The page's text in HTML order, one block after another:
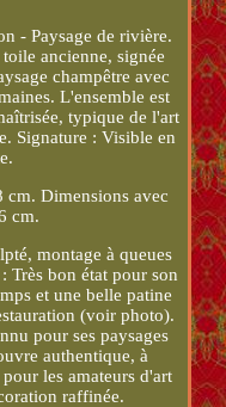
- Paysage de rivière.
ancienne, signée
champêtre avec
L'ensemble est
typique de l'art
Signature : Visible en
Dimensions avec
cm.
montage à queues
Très bon état pour son
et une belle patine
(voir photo).
pour ses paysages
authentique, à
les amateurs d'art
raffinée.